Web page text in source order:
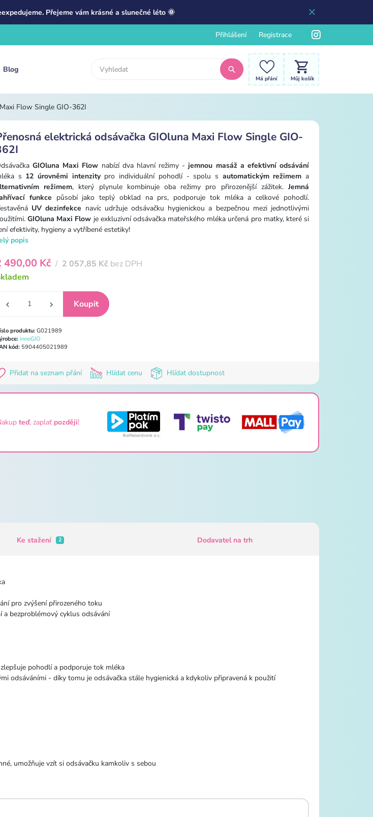
Přejeme vám krásné a slunečné léto 🌞
Přihlášení Registrace
Blog
Má přání Můj košík
Flow Single GIO-362I
elektrická odsávačka GIOluna Maxi Flow Single GIO-
GIOluna Maxi Flow nabízí dva hlavní režimy -jemnou masáž a efektivní odsávání
s 12 úrovněmi intenzitypro individuální pohodlí - spolu s automatickým režimem a
režimem, který plynule kombinuje oba režimy pro přirozenější zážitek.Jemná
funkce působí jako teplý obklad na prs, podporuje tok mléka a celkové pohodlí.
UV dezinfekce navíc udržuje odsávačku hygienickou a bezpečnou mezi jednotlivými
GIOluna Maxi Flow je exkluzivní odsávačka mateřského mléka určená pro matky, které si
efektivity, hygieny a vytříbené estetiky!
popis
490,00 Kč / 2 057,85 Kč bez DPH
produktu:G021989
innoGIO
kód: 5904405021989
Přidat na seznam přání Hlídat cenu Hlídat dostupnost
teď, zaplať později!
Ke stažení 2 Dodavatel na trh
pro zvýšení přirozeného toku
bezproblémový cyklus odsávání
pohodlí a podporuje tok mléka
odsáváními - díky tomu je odsávačka stále hygienická a kdykoliv připravená k použití
umožňuje vzít si odsávačku kamkoliv s sebou